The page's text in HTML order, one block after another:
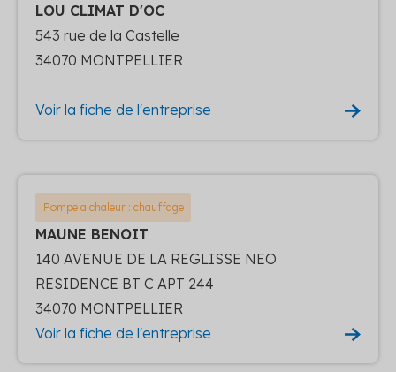
LOU CLIMAT D'OC
543 rue de la Castelle
34070 MONTPELLIER
Voir la fiche de l'entreprise
Pompe a chaleur : chauffage
MAUNE BENOIT
140 AVENUE DE LA REGLISSE NEO
RESIDENCE BT C APT 244
34070 MONTPELLIER
Voir la fiche de l'entreprise